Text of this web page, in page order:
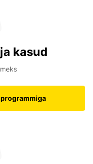
kasud